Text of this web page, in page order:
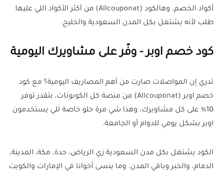
أكواد الخصم، وهالكود (Allcouponat) من أكثر الأكواد اللي عليها
طلب لأنه يشتغل بكل المدن السعودية والخليج.
كود خصم اوبر - وفّر على مشاويرك اليومية
تدري إن المواصلات صارت من أهم المصاريف اليومية؟ مع كود
خصم اوبر (Allcouponat) من منصة كل الكوبونات، بتقدر توفر
10% على كل مشاويرك، وهذا شي مرة حلو خاصة للي يستخدمون
اوبر بشكل يومي للدوام أو الجامعة.
الكود يشتغل بكل مدن السعودية زي الرياض، جدة، مكة، المدينة،
الدمام، والخبر وباقي المدن. وما ينسى أخوانا في الإمارات والكويت